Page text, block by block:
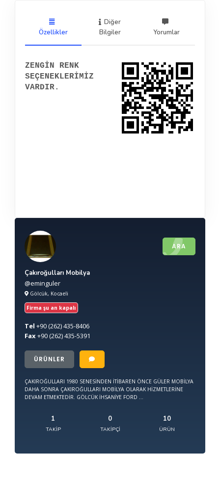
Özellikler
Diğer
Bilgiler
Yorumlar
ZENGİN RENK
SEÇENEKLERİMİZ
VARDIR.
ARA
Çakıroğulları Mobilya
@eminguler
Gölcük, Kocaeli
Firma şu an kapalı
Tel +90(262) 435-8406
Fax+90(262) 435-5391
ÜRÜNLER
ÇAKIROĞULLARI 1980 SENESİNDEN İTİBAREN ÖNCE GÜLER MOBİLYA
DAHA SONRA ÇAKIROĞULLARI MOBİLYA OLARAK HİZMETLERİNE
DEVAM ETMEKTEDİR. GÖLCÜK İHSANİYE FORD ...
1
TAKIP
0
TAKIPÇI
10
ÜRÜN